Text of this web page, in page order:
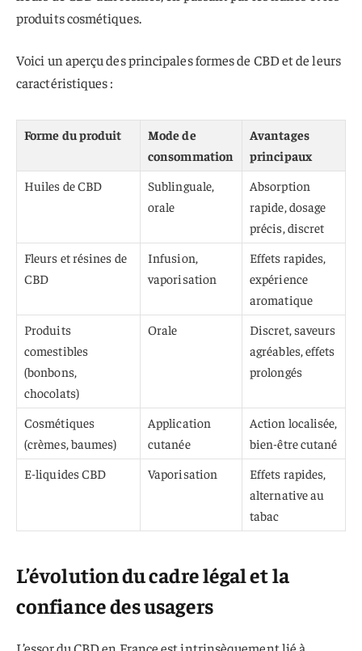
produits cosmétiques.
Voici un aperçu des principales formes de CBD et de leurs
caractéristiques :
Forme du produit
Mode de
consommation
Avantages
principaux
Huiles de CBD
Sublinguale,
orale
Absorption
rapide, dosage
précis, discret
Fleurs et résines de
CBD
Infusion,
vaporisation
Effets rapides,
expérience
aromatique
Produits
comestibles
(bonbons,
chocolats)
Orale
Discret, saveurs
agréables, effets
prolongés
Cosmétiques
(crèmes, baumes)
Application
cutanée
Action localisée,
bien-être cutané
E-liquides CBD
Vaporisation
Effets rapides,
alternative au
tabac
L’évolution du cadre légal et la
confiance des usagers